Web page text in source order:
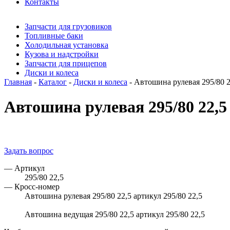
Контакты
Запчасти для грузовиков
Топливные баки
Холодильная установка
Кузова и надстройки
Запчасти для прицепов
Диски и колеса
Главная - Каталог - Диски и колеса - Автошина рулевая 295/80
Автошина рулевая 295/80 22,5
Задать вопрос
— Артикул
295/80 22,5
— Кросс-номер
Автошина рулевая 295/80 22,5 артикул 295/80 22,5
Автошина ведущая 295/80 22,5 артикул 295/80 22,5